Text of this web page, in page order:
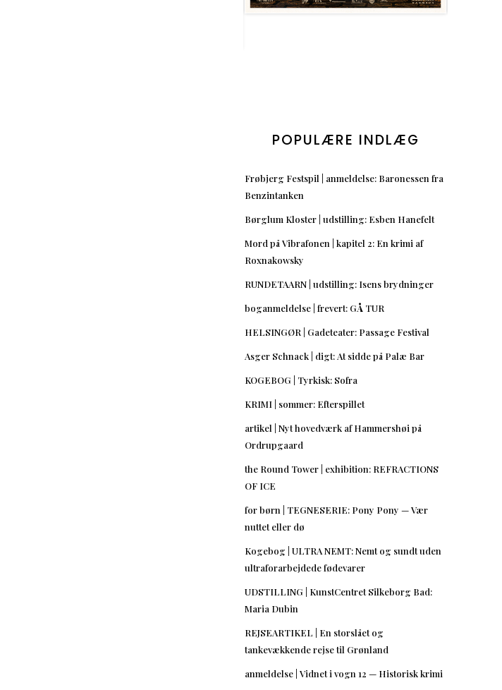
POPULÆRE INDLÆG
Frøbjerg Festspil | anmeldelse: Baronessen fra
Benzintanken
Børglum Kloster | udstilling: Esben Hanefelt
Mord på Vibrafonen | kapitel 2: En krimi af
Roxnakowsky
RUNDETAARN | udstilling: Isens brydninger
boganmeldelse | frevert: GÅ TUR
HELSINGØR | Gadeteater: Passage Festival
Asger Schnack | digt: At sidde på Palæ Bar
KOGEBOG | Tyrkisk: Sofra
KRIMI | sommer: Efterspillet
artikel | Nyt hovedværk af Hammershøi på
Ordrupgaard
the Round Tower | exhibition: REFRACTIONS
OF ICE
for børn | TEGNESERIE: Pony Pony — Vær
nuttet eller dø
Kogebog | ULTRA NEMT: Nemt og sundt uden
ultraforarbejdede fødevarer
UDSTILLING | KunstCentret Silkeborg Bad:
Maria Dubin
REJSEARTIKEL | En storslået og
tankevækkende rejse til Grønland
anmeldelse | Vidnet i vogn 12 — Historisk krimi